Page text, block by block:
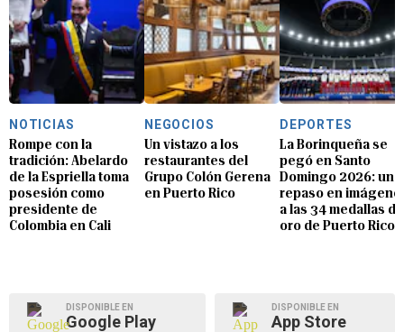
NOTICIAS
Rompe con la
tradición: Abelardo
de la Espriella toma
posesión como
presidente de
Colombia en Cali
NEGOCIOS
Un vistazo a los
restaurantes del
Grupo Colón Gerena
en Puerto Rico
DEPORTES
La Borinqueña se
pegó en Santo
Domingo 2026: un
repaso en
a las 34 medallas de
oro de Puerto Rico
DISPONIBLE EN
Google Play
DISPONIBLE EN
App Store